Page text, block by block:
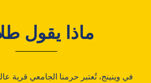
ماذا يقول
في وينينج، تُعتبر حرمنا الجامعي قرية